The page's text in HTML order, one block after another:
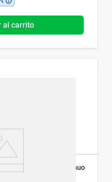
al carrito
Fps 50 Spray Continuo